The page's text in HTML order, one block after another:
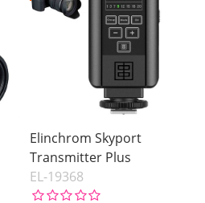
Elinchrom Skyport
Transmitter Plus
EL-19368